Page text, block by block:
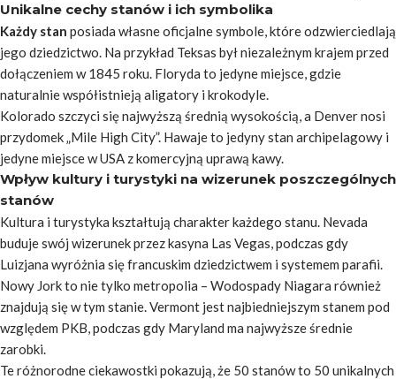
Unikalne cechy stanów i ich symbolika
Każdy stan posiada własne oficjalne symbole, które odzwierciedlają
jego dziedzictwo. Na przykład Teksas był niezależnym krajem przed
dołączeniem w 1845 roku. Floryda to jedyne miejsce, gdzie
naturalnie współistnieją aligatory i krokodyle.
Kolorado szczyci się najwyższą średnią wysokością, a Denver nosi
przydomek „Mile High City”. Hawaje to jedyny stan archipelagowy i
jedyne miejsce w USA z komercyjną uprawą kawy.
Wpływ kultury i turystyki na wizerunek poszczególnych
stanów
Kultura i turystyka kształtują charakter każdego stanu. Nevada
buduje swój wizerunek przez kasyna Las Vegas, podczas gdy
Luizjana wyróżnia się francuskim dziedzictwem i systemem parafii.
Nowy Jork to nie tylko metropolia – Wodospady Niagara również
znajdują się w tym stanie. Vermont jest najbiedniejszym stanem pod
względem PKB, podczas gdy Maryland ma najwyższe średnie
zarobki.
Te różnorodne ciekawostki pokazują, że 50 stanów to 50 unikalnych